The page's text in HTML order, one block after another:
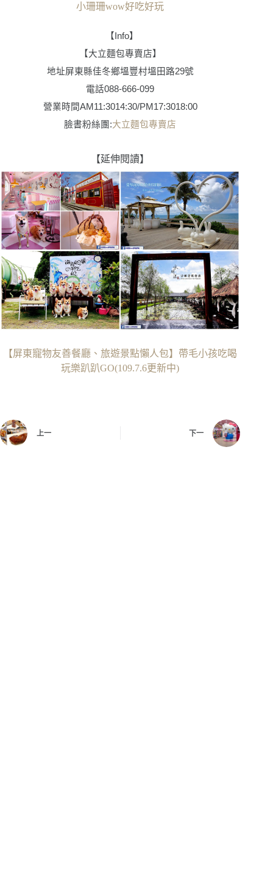
小珊珊wow好吃好玩
【 Info】
【大立麵包專賣店】
地址屏東縣佳冬鄉塭豐村塭田路29號
電話088-666-099
營業時間AM11:3014:30/PM17:3018:00
臉書粉絲團 :大立麵包專賣店
【延伸閱讀】
【屏東寵物友善餐廳、旅遊景點懶人包】帶毛小孩吃喝
玩樂趴趴GO(109.7.6更新中)
上一 下一